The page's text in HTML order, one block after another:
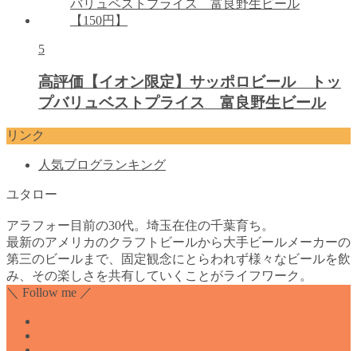
5
高評価【イオン限定】サッポロビール トッ
プバリュベストプライス 富良野生ビール
リンク
人気ブログランキング
ユタロー
アラフォー目前の30代。埼玉在住の千葉育ち。
最新のアメリカのクラフトビールから大手ビールメーカーの
第三のビールまで、固定観念にとらわれず様々なビールを飲
み、その楽しさを共有していくことがライフワーク。
＼ Follow me ／